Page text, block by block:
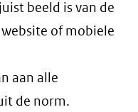
beeld is van de
of mobiele
aan alle
de norm.